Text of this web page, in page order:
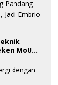
MoU